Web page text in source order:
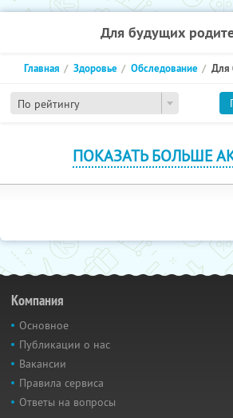
Для будущих
По рейтингу
Главная Здоровье Обследование Для
ПОКАЗАТЬ БОЛЬШЕ
Компания
Основное
Публикации о нас
Вакансии
Правила сервиса
Ответы на вопросы